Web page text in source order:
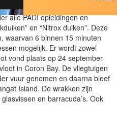
alle PADI opleidingen en
en “Nitrox duiken”. Deze
waarvan 6 binnen 15 minuten
mogelijk. Er wordt zowel
vond plaats op 24 september
in Coron Bay. De vliegtuigen
vuur genomen en daarna bleef
Island. De wrakken zijn
en barracuda’s. Ook